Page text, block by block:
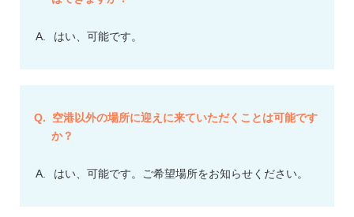
はい、可能です。
空港以外の場所に迎えに来ていただくことは可能です
か？
はい、可能です。ご希望場所をお知らせください。